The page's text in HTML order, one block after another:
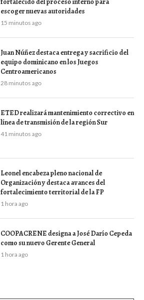
escoger nuevas autoridades
15 minutos ago
Juan Núñez destaca entrega y sacrificio del
equipo dominicano en los Juegos
Centroamericanos
28 minutos ago
ETED realizará mantenimiento correctivo en
línea de transmisión de la región Sur
41 minutos ago
Leonel encabeza pleno nacional de
Organización y destaca avances del
fortalecimiento territorial de la FP
1 hora ago
COOPACRENE designa a José Darío Cepeda
como su nuevo Gerente General
1 hora ago